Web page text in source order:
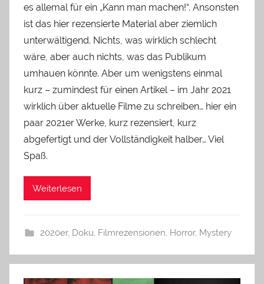
es allemal für ein „Kann man machen!“. Ansonsten
ist das hier rezensierte Material aber ziemlich
unterwältigend. Nichts, was wirklich schlecht
wäre, aber auch nichts, was das Publikum
umhauen könnte. Aber um wenigstens einmal
kurz – zumindest für einen Artikel – im Jahr 2021
wirklich über aktuelle Filme zu schreiben… hier ein
paar 2021er Werke, kurz rezensiert, kurz
abgefertigt und der Vollständigkeit halber… Viel
Spaß.
Weiterlesen
2020er, Doku, Filmrezensionen, Horror, Mystery